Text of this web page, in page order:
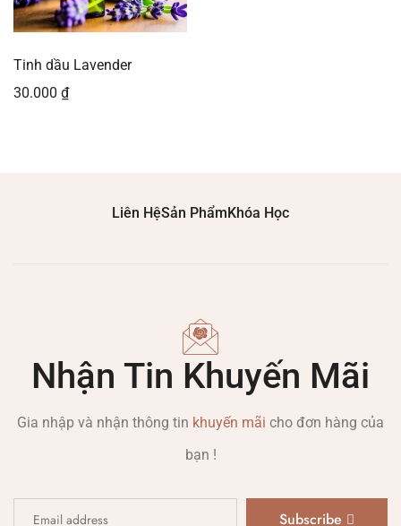
Tinh dầu Lavender
30.000 ₫
Liên HệSản PhẩmKhóa Học
Nhận Tin Khuyến Mãi
Gia nhập và nhận thông tin khuyến mãi cho đơn hàng của
bạn !
Subscribe